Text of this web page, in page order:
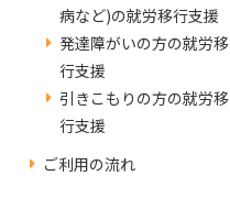
病など)の就労移行支援
発達障がいの方の就労移
行支援
引きこもりの方の就労移
行支援
ご利用の流れ